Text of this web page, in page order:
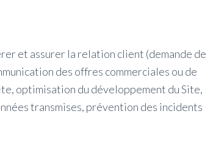
et assurer la relation client (demande de
des offres commerciales ou de
optimisation du développement du Site,
transmises, prévention des incidents